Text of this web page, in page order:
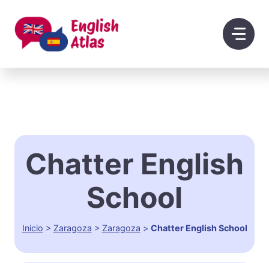
contenido
Chatter English
School
Inicio > Zaragoza > Zaragoza > Chatter English School